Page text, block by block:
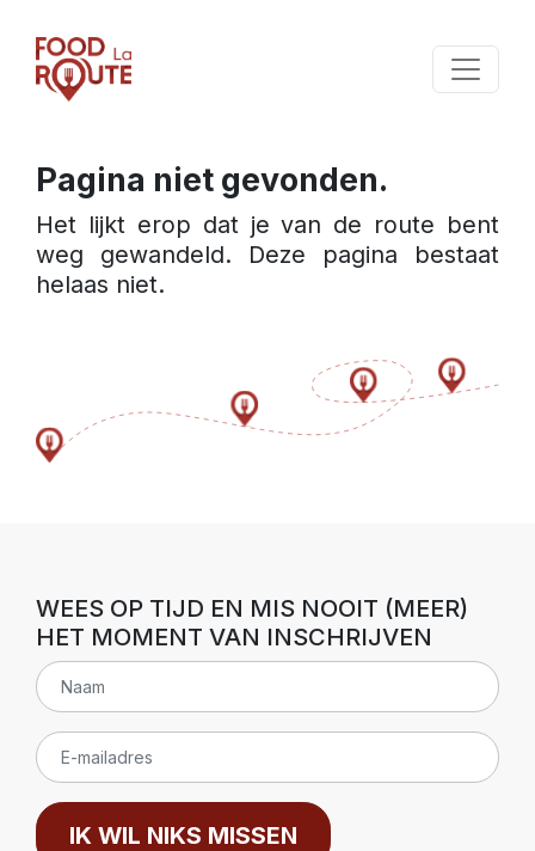
Pagina niet gevonden.
Het lijkt erop dat je van de route bent
weg gewandeld. Deze pagina bestaat
helaas niet.
WEES OP TIJD EN MIS NOOIT (MEER)
HET MOMENT VAN INSCHRIJVEN
IK WIL NIKS MISSEN